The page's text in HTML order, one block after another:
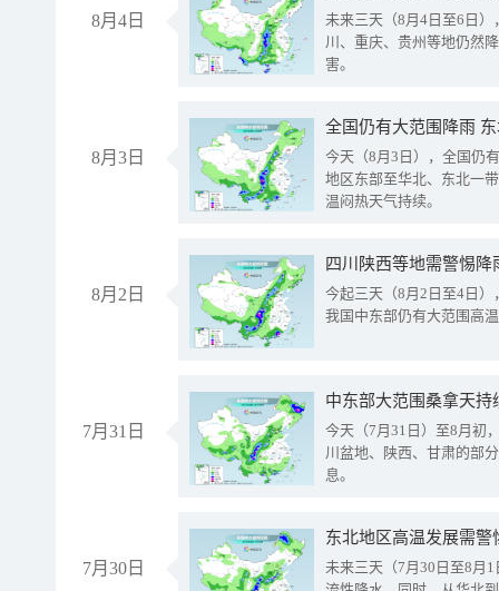
8月4日
未来三天（8月4日至6日
川、重庆、贵州等地仍然
害。
8月3日
全国仍有大范围降雨
今天（8月3日），全国仍
地区东部至华北、东北一
温闷热天气持续。
8月2日
今起三天（8月2日至4日
我国中东部仍有大范围高
7月31日
中东部大范围桑拿天
今天（7月31日）至8月初
川盆地、陕西、甘肃的部
息。
7月30日
东北地区高温发展需
未来三天（7月30日至8月